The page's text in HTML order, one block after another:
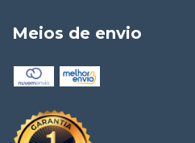
Meios de envio